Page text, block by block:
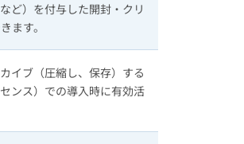
ど）を付与した開封・クリ
ます。
イブ（圧縮し、保存）する
ンス）での導入時に有効活